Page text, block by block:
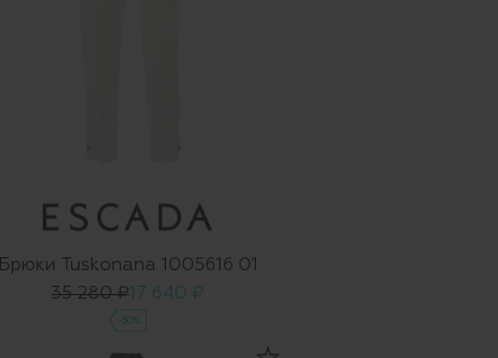
Брюки Tuskonana 1005616 01
35 280 ₽17 640 ₽
-50%